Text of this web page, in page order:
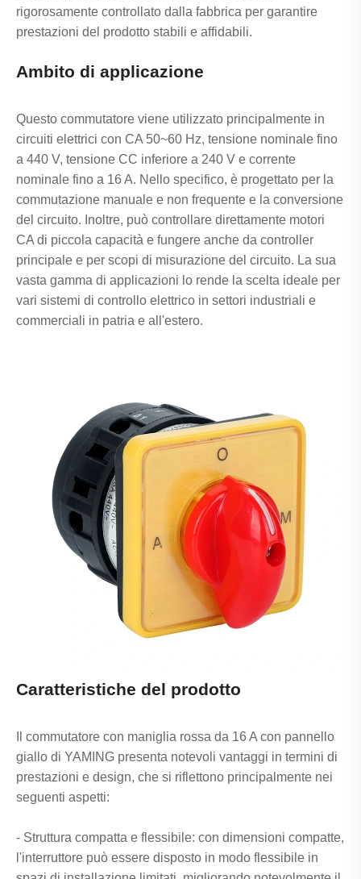
rigorosamente controllato dalla fabbrica per garantire
prestazioni del prodotto stabili e affidabili.
Ambito di applicazione
Questo commutatore viene utilizzato principalmente in
circuiti elettrici con CA 50~60 Hz, tensione nominale fino
a 440 V, tensione CC inferiore a 240 V e corrente
nominale fino a 16 A. Nello specifico, è progettato per la
commutazione manuale e non frequente e la conversione
del circuito. Inoltre, può controllare direttamente motori
CA di piccola capacità e fungere anche da controller
principale e per scopi di misurazione del circuito. La sua
vasta gamma di applicazioni lo rende la scelta ideale per
vari sistemi di controllo elettrico in settori industriali e
commerciali in patria e all'estero.
Caratteristiche del prodotto
Il commutatore con maniglia rossa da 16 A con pannello
giallo di YAMING presenta notevoli vantaggi in termini di
prestazioni e design, che si riflettono principalmente nei
seguenti aspetti:
- Struttura compatta e flessibile: con dimensioni compatte,
l'interruttore può essere disposto in modo flessibile in